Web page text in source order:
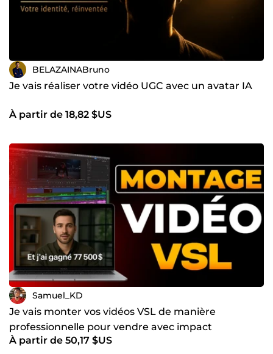
BELAZAINABruno
Je vais réaliser votre vidéo UGC avec un avatar IA
À partir de 18,82 $US
Samuel_KD
Je vais monter vos vidéos VSL de manière
professionnelle pour vendre avec impact
À partir de 50,17 $US